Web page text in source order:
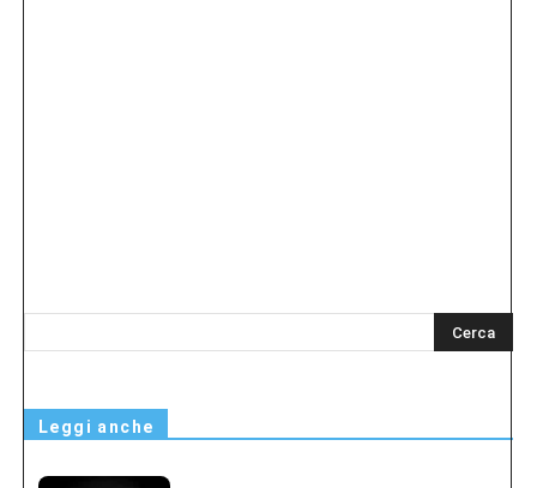
s
Leggi anche